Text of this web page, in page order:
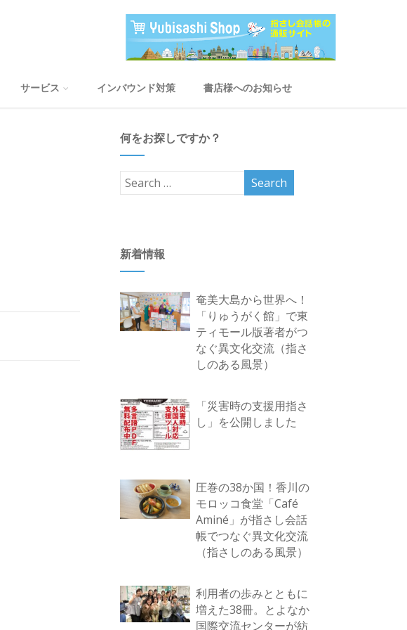
サービス インバウンド対策 書店様へのお知らせ
何をお探しですか？
新着情報
奄美大島から世界へ！
「りゅうがく館」で東
ティモール版著者がつ
なぐ異文化交流（指さ
しのある風景）
「災害時の支援用指さ
し」を公開しました
圧巻の38か国！香川の
モロッコ食堂「Café
Aminé」が指さし会話
帳でつなぐ異文化交流
（指さしのある風景）
利用者の歩みとともに
増えた38冊。とよなか
国際交流センターが紡